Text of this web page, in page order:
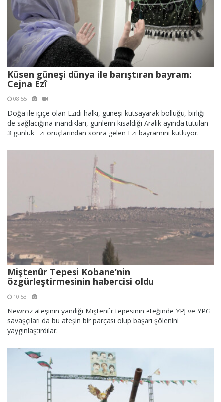
Küsen güneşi dünya ile barıştıran bayram:
Cejna Ezî
08:55
Doğa ile içiçe olan Ezidi halkı, güneşi kutsayarak bolluğu, birliği
de sağladığına inandıkları, günlerin kısaldığı Aralık ayında tutulan
3 günlük Ezi oruçlarından sonra gelen Ezi bayramını kutluyor.
Miştenûr Tepesi Kobane’nin
özgürleştirmesinin habercisi oldu
10:53
Newroz ateşinin yandığı Miştenûr tepesinin eteğinde YPJ ve YPG
savaşçıları da bu ateşin bir parçası olup başarı şölenini
yaygınlaştırdılar.